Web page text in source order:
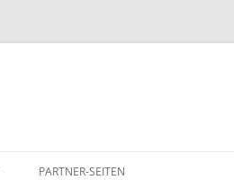
PARTNER-SEITEN